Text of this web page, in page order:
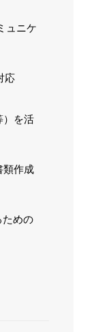
ュニケ
応
）を活
類作成
ための